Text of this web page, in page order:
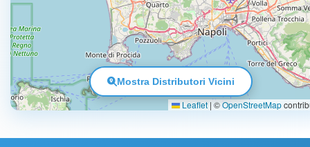
Leaflet |©OpenStreetMap
Mostra Distributori Vicini